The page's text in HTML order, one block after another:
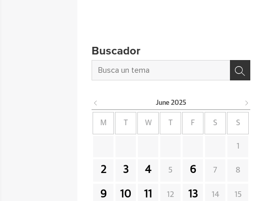
Buscador
June 2025
M W F S S
1
2 3 4 5 6 7 8
9 10 11 12 13 14 15